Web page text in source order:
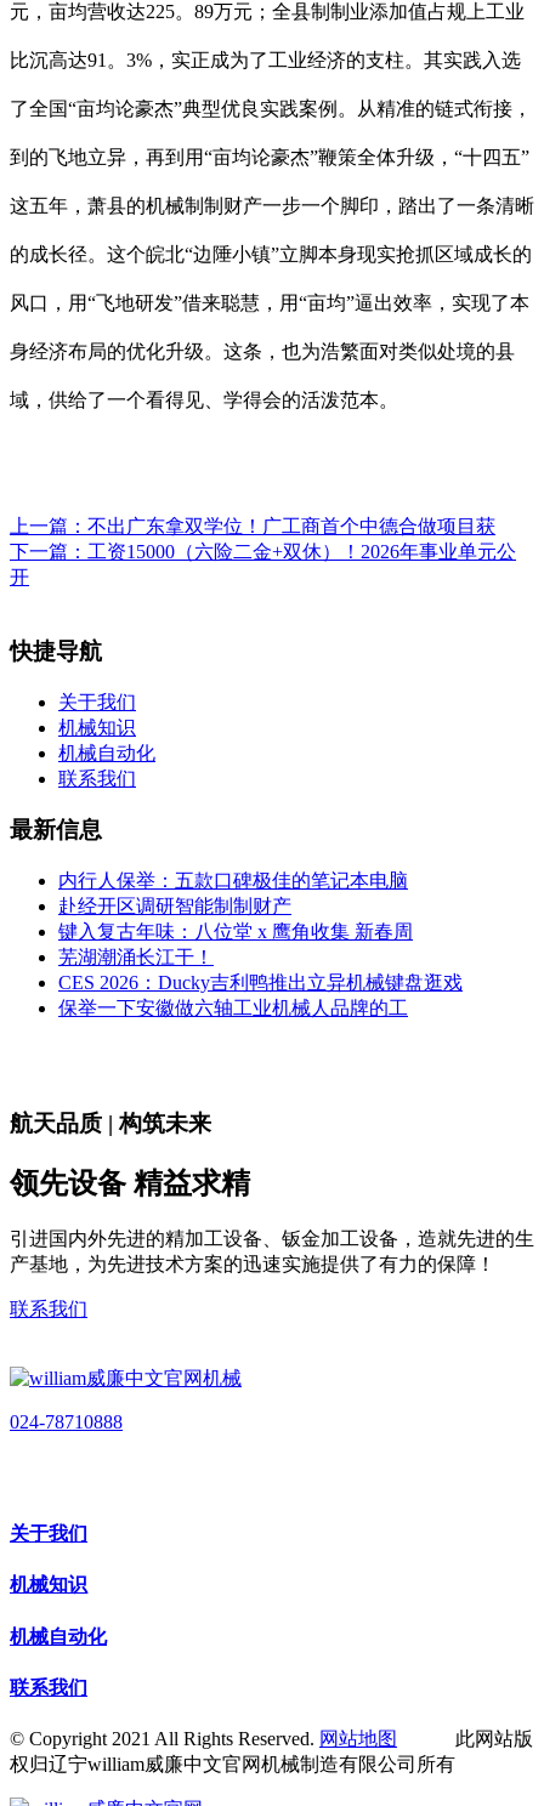
元，亩均营收达225。89万元；全县制制业添加值占规上工业
比沉高达91。3%，实正成为了工业经济的支柱。其实践入选
了全国“亩均论豪杰”典型优良实践案例。从精准的链式衔接，
到的飞地立异，再到用“亩均论豪杰”鞭策全体升级，“十四五”
这五年，萧县的机械制制财产一步一个脚印，踏出了一条清晰
的成长径。这个皖北“边陲小镇”立脚本身现实抢抓区域成长的
风口，用“飞地研发”借来聪慧，用“亩均”逼出效率，实现了本
身经济布局的优化升级。这条，也为浩繁面对类似处境的县
域，供给了一个看得见、学得会的活泼范本。
上一篇： 不出广东拿双学位！广工商首个中德合做项目获
下一篇： 工资15000（六险二金+双休）！2026年事业单元公
开
快捷导航
关于我们
机械知识
机械自动化
联系我们
最新信息
内行人保举：五款口碑极佳的笔记本电脑
赴经开区调研智能制制财产
键入复古年味：八位堂 x 鹰角收集 新春周
芜湖潮涌长江干！
CES 2026：Ducky吉利鸭推出立异机械键盘逛戏
保举一下安徽做六轴工业机械人品牌的工
航天品质 | 构筑未来
领先设备 精益求精
引进国内外先进的精加工设备、钣金加工设备，造就先进的生
产基地，为先进技术方案的迅速实施提供了有力的保障！
联系我们
024-78710888
关于我们
机械知识
机械自动化
联系我们
© Copyright 2021 All Rights Reserved. 网站地图
此网站版
权归辽宁william威廉中文官网机械制造有限公司所有